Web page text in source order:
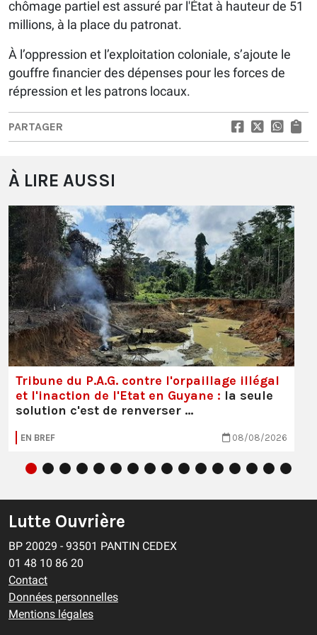
chômage partiel est assuré par l'État à hauteur de 51
millions, à la place du patronat.
À l’oppression et l’exploitation coloniale, s’ajoute le
gouffre financier des dépenses pour les forces de
répression et les patrons locaux.
PARTAGER
À LIRE AUSSI
Tribune du P.A.G. contre l'orpaillage illégal
et l'inaction de l'Etat en Guyane : la seule
solution c'est de renverser …
EN BREF 08/08/2026
Lutte Ouvrière
BP 20029 - 93501 PANTIN CEDEX
01 48 10 86 20
Contact
Données personnelles
Mentions légales